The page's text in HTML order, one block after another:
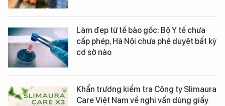
Làm đẹp từ tế bào gốc: Bộ Y tế chưa
cấp phép, Hà Nội chưa phê duyệt bất kỳ
cơ sở nào
Khẩn trương kiểm tra Công ty Slimaura
Care Việt Nam về nghi vấn dùng giấy